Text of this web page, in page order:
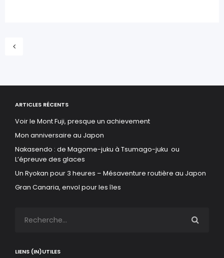
ARTICLES RÉCENTS
Voir le Mont Fuji, presque un achievement
Mon anniversaire au Japon
Nakasendo : de Magome-juku à Tsumago-juku ou
L’épreuve des glaces
Un Ryokan pour 3 heures – Mésaventure routière au Japon
Gran Canaria, envol pour les îles
LIENS (IN)UTILES